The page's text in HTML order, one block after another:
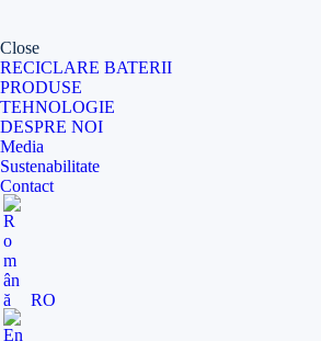
Close
RECICLARE BATERII
PRODUSE
TEHNOLOGIE
DESPRE NOI
Media
Sustenabilitate
Contact
RO